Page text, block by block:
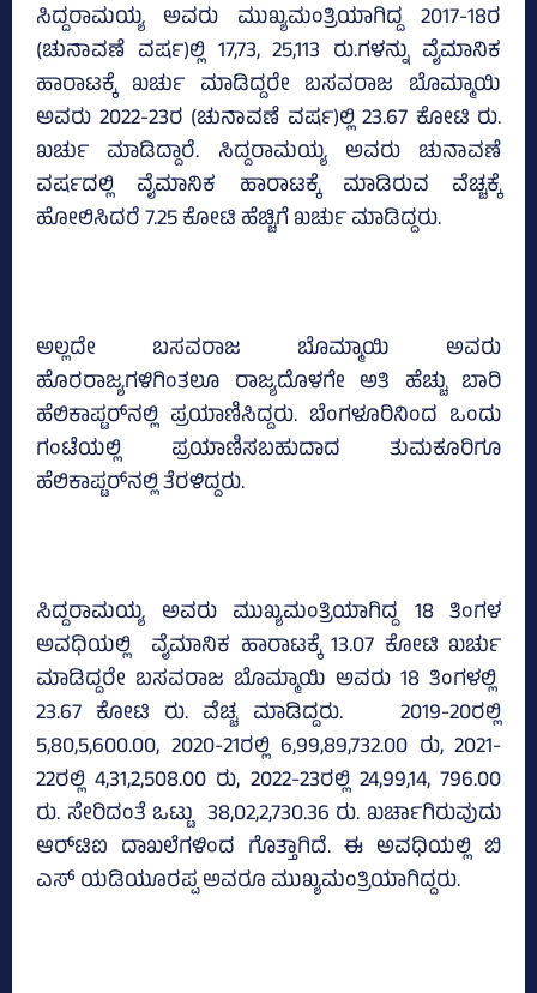
ಸಿದ್ದರಾಮಯ್ಯ ಅವರು ಮುಖ್ಯಮಂತ್ರಿಯಾಗಿದ್ದ 2017-18ರ
(ಚುನಾವಣೆ ವರ್ಷ)ಲ್ಲಿ 17,73, 25,113 ರು.ಗಳನ್ನು ವೈಮಾನಿಕ
ಹಾರಾಟಕ್ಕೆ ಖರ್ಚು ಮಾಡಿದ್ದರೇ ಬಸವರಾಜ ಬೊಮ್ಮಾಯಿ
ಅವರು 2022-23ರ (ಚುನಾವಣೆ ವರ್ಷ)ಲ್ಲಿ 23.67 ಕೋಟಿ ರು.
ಖರ್ಚು ಮಾಡಿದ್ದಾರೆ. ಸಿದ್ದರಾಮಯ್ಯ ಅವರು ಚುನಾವಣೆ
ವರ್ಷದಲ್ಲಿ ವೈಮಾನಿಕ ಹಾರಾಟಕ್ಕೆ ಮಾಡಿರುವ ವೆಚ್ಚಕ್ಕೆ
ಹೋಲಿಸಿದರೆ 7.25 ಕೋಟಿ ಹೆಚ್ಚಿಗೆ ಖರ್ಚು ಮಾಡಿದ್ದರು.
ಅಲ್ಲದೇ ಬಸವರಾಜ ಬೊಮ್ಮಾಯಿ ಅವರು
ಹೊರರಾಜ್ಯಗಳಿಗಿಂತಲೂ ರಾಜ್ಯದೊಳಗೇ ಅತಿ ಹೆಚ್ಚು ಬಾರಿ
ಹೆಲಿಕಾಪ್ಟರ್‌ನಲ್ಲಿ ಪ್ರಯಾಣಿಸಿದ್ದರು. ಬೆಂಗಳೂರಿನಿಂದ ಒಂದು
ಗಂಟೆಯಲ್ಲಿ ಪ್ರಯಾಣಿಸಬಹುದಾದ ತುಮಕೂರಿಗೂ
ಹೆಲಿಕಾಪ್ಟರ್‌ನಲ್ಲಿ ತೆರಳಿದ್ದರು.
ಸಿದ್ದರಾ­ಮಯ್ಯ ಅವರು ಮುಖ್ಯಮಂತ್ರಿಯಾಗಿದ್ದ 18 ತಿಂಗಳ
ಅವಧಿಯಲ್ಲಿ ವೈಮಾನಿಕ ಹಾರಾಟಕ್ಕೆ 13.07 ಕೋಟಿ ಖರ್ಚು
ಮಾಡಿದ್ದರೇ ಬಸವರಾಜ ಬೊಮ್ಮಾಯಿ ಅವರು 18 ತಿಂಗಳಲ್ಲಿ
23.67 ಕೋಟಿ ರು. ವೆಚ್ಚ ಮಾಡಿದ್ದರು. 2019-20ರಲ್ಲಿ
5,80,5,600.00, 2020-21ರಲ್ಲಿ 6,99,89,732.00 ರು, 2021-
22ರಲ್ಲಿ 4,31,2,508.00 ರು, 2022-23ರಲ್ಲಿ 24,99,14, 796.00
ರು. ಸೇರಿದಂತೆ ಒಟ್ಟು 38,02,2,730.36 ರು. ಖರ್ಚಾಗಿರುವುದು
ಆರ್‌ಟಿಐ ದಾಖಲೆಗಳಿಂದ ಗೊತ್ತಾಗಿದೆ. ಈ ಅವಧಿಯಲ್ಲಿ ಬಿ
ಎಸ್‌ ಯಡಿಯೂರಪ್ಪ ಅವರೂ ಮುಖ್ಯಮಂತ್ರಿಯಾಗಿದ್ದರು.